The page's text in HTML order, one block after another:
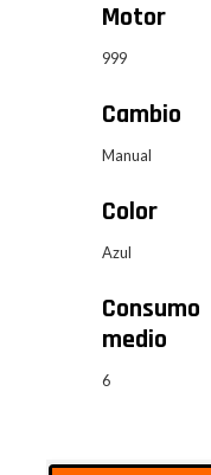
Motor
999
Cambio
Manual
Color
Azul
Consumo
medio
6